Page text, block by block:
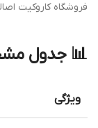
فروشگاه کاروکیت
📊 جدول
ویژگی